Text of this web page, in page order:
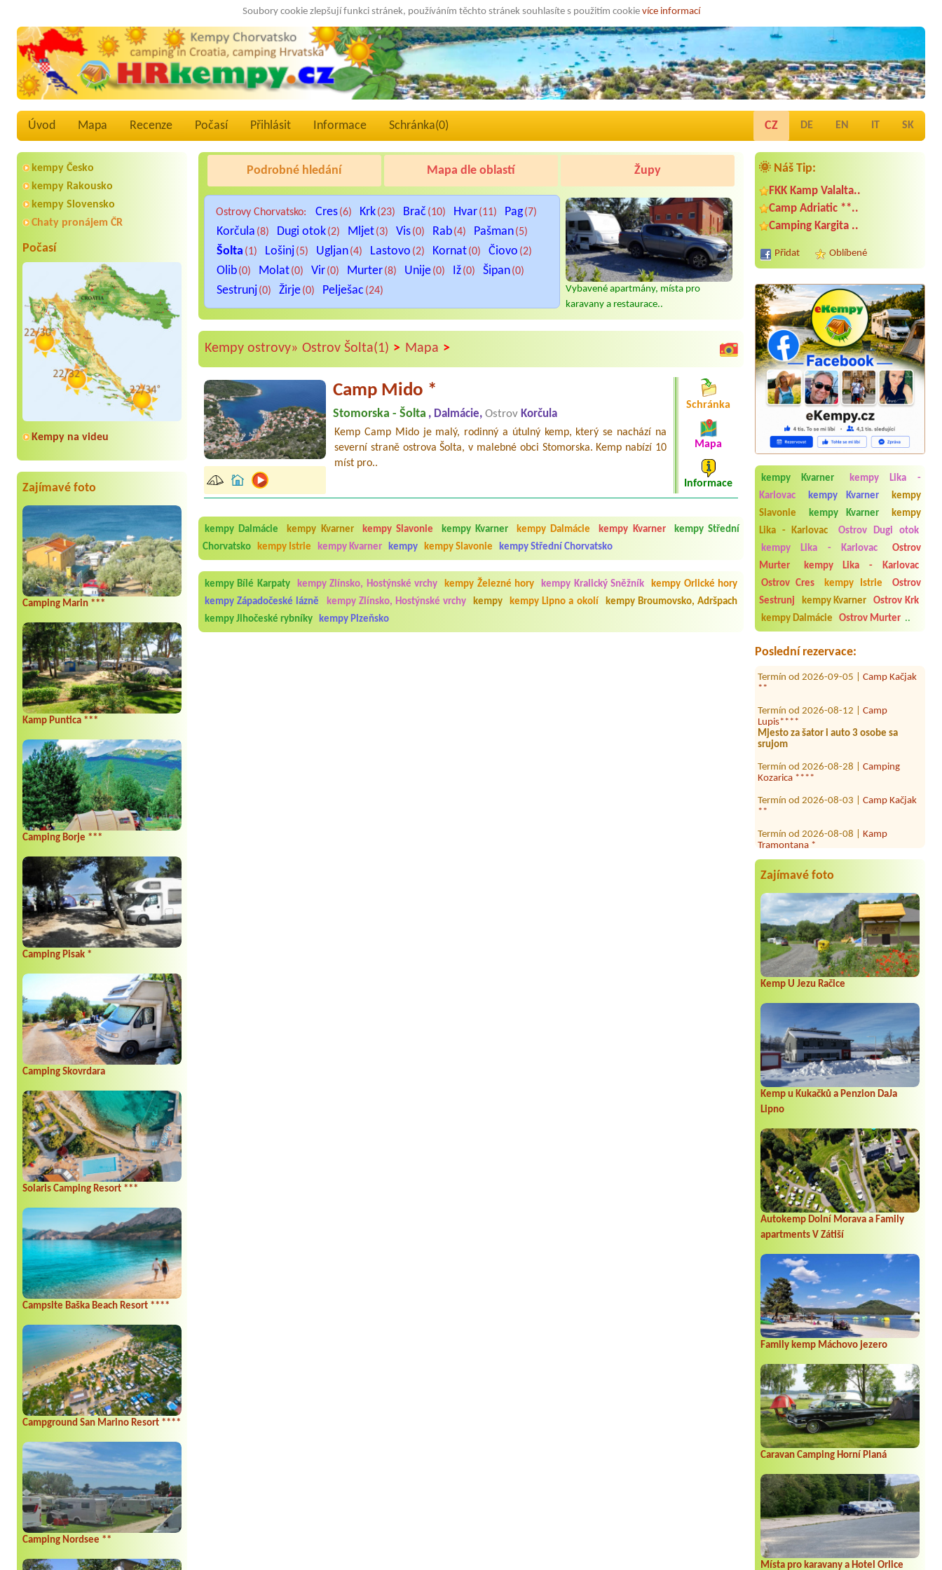
Soubory cookie zlepšují funkci stránek, používáním těchto stránek souhlasíte s použitím cookie více informací
Úvod Mapa Recenze Počasí Přihlásit Informace Schránka(0) CZ DE EN IT SK
kempy Česko
kempy Rakousko
kempy Slovensko
Chaty pronájem ČR
Počasí
Kempy na videu
Zajímavé foto
Camping Marin ***
Kamp Puntica ***
Camping Borje ***
Camping Pisak *
Camping Skovrdara
Solaris Camping Resort ***
Campsite Baška Beach Resort ****
Campground San Marino Resort ****
Camping Nordsee **
🌞 Náš Tip:
FKK Kamp Valalta..
Camp Adriatic **..
Camping Kargita ..
Přidat Oblíbené
kempy Kvarner
kempy Lika -
Karlovac
kempy Kvarner
kempy
Slavonie
kempy Kvarner
kempy
Lika - Karlovac
Ostrov Dugi otok
kempy Lika - Karlovac
Ostrov
Murter
kempy Lika - Karlovac
Ostrov Cres
kempy Istrie
Ostrov
Sestrunj
kempy Kvarner
Ostrov Krk
kempy Dalmácie
Ostrov Murter ..
Poslední rezervace:
Termín od 2026-07-25 |Campsite
1x tend 2x people 1x car
Termín od 2026-08-03 |
**
Lupis****
Mjesto za šator i auto 3 osobe sa
srujom
Kozarica ****
**
Tramontana *
2x place for tent 4 person near the
see
Termín od 2026-08-03 |
Termín od 2026-08-03 |Camp Sirena
**
1x place with EL, length of the
motorhome 9,5m
Termín od 2026-08-08 |Camp Zdovica
11
Zajímavé foto
Kemp U Jezu Račice
Kemp u Kukačků a Penzion DaJa
Lipno
Autokemp Dolní Morava a Family
apartments V Zátiší
Family kemp Máchovo jezero
Caravan Camping Horní Planá
Místa pro karavany a Hotel Orlice
Podrobné hledání Mapa dle oblastí Župy
Ostrovy Chorvatsko: Cres(6) Krk(23) Brač (10) Hvar(11) Pag(7)
Korčula (8) Dugi otok(2) Mljet(3) Vis(0) Rab(4) Pašman(5)
Šolta (1) Lošinj(5) Ugljan(4) Lastovo (2) Kornat(0) Čiovo (2)
Olib(0) Molat(0) Vir(0) Murter(8) Unije(0) Iž(0) Šipan(0)
Sestrunj(0) Žirje(0) Pelješac (24)
Vybavené apartmány, místa pro
karavany a restaurace..
Kempy ostrovy» Ostrov Šolta(1) > Mapa >
Camp Mido *
Stomorska - Šolta , Dalmácie,Ostrov Korčula
Kemp Camp Mido je malý, rodinný a útulný kemp, který se nachází na
severní straně ostrova Šolta, v malebné obci Stomorska. Kemp nabízí 10
míst pro..
Schránka
Mapa
Informace
kempy Dalmácie kempy Kvarner kempy Slavonie kempy Kvarner kempy Dalmácie kempy Kvarner
kempy Střední
Chorvatsko
kempy Istrie kempy Kvarner kempy kempy Slavonie kempy Střední Chorvatsko
kempy Bílé Karpaty kempy Zlínsko, Hostýnské vrchy kempy Železné hory kempy Kralický Sněžník
kempy Orlické hory
kempy Západočeské lázně
kempy Zlínsko, Hostýnské vrchy kempy kempy Lipno a okolí
kempy Broumovsko, Adršpach
kempy Jihočeské rybníky
kempy Plzeňsko